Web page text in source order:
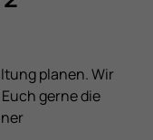
planen. Wir
gerne die